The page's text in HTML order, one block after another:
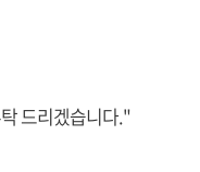
드리겠습니다."